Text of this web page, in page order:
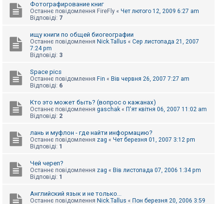
Фотографирование книг
Останнє повідомлення FireFly « Чет лютого 12, 2009 6:27 am
Відповіді: 7
ищу книги по общей биогеографии
Останнє повідомлення Nick.Tallus « Сер листопада 21, 2007
7:24 pm
Відповіді: 3
Space pics
Останнє повідомлення Fin « Вів червня 26, 2007 7:27 am
Відповіді: 6
Кто это может быть? (вопрос о кажанах)
Останнє повідомлення gaschak « П'ят квітня 06, 2007 11:02 am
Відповіді: 2
лань и муфлон - где найти информацию?
Останнє повідомлення zag « Чет березня 01, 2007 3:12 pm
Відповіді: 1
Чей череп?
Останнє повідомлення zag « Вів листопада 07, 2006 1:34 pm
Відповіді: 1
Английский язык и не только...
Останнє повідомлення Nick.Tallus « Пон березня 20, 2006 3:59